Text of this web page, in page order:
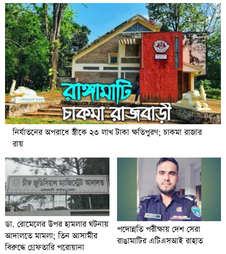
নির্যাতনের অপরাধে স্ত্রীকে ২৩ লাখ টাকা ক্ষতিপুরণ; চাকমা রাজার
রায়
ডা. রোমেলের উপর হামলার ঘটনায়
আদালতে মামলা; তিন আসামীর
বিরুদ্ধে গ্রেফতারি পরোয়ানা
পদোন্নতি পরীক্ষায় দেশ সেরা
রাঙামাটির এটিএসআই রাহাত